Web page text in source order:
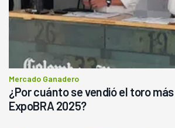
Mercado Ganadero
¿Por cuánto se vendió el toro
ExpoBRA 2025?